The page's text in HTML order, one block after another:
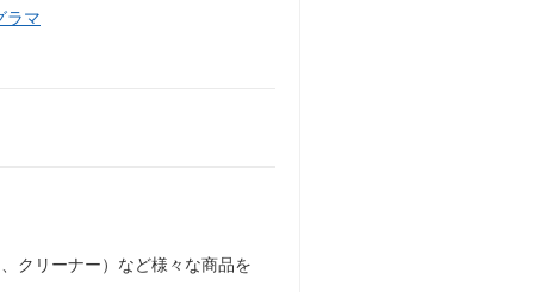
ラマ
クリーナー）など様々な商品を